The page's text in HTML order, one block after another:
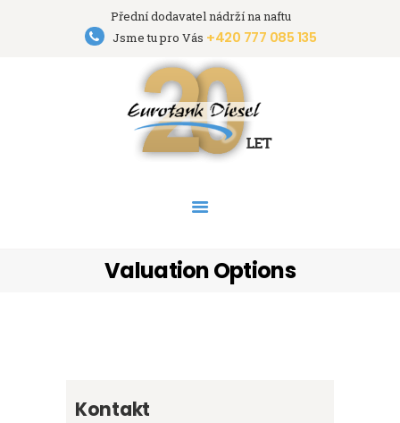
Přední dodavatel nádrží na naftu
Jsme tu pro Vás +420 777 085 135
Valuation Options
Eurotank Diesel s.r.o.
Přední dodavatel nádrží na naftu
HOME
NÁDRŽE
PRONÁJEM NÁDRŽÍ
KONTAKT
Kontakt